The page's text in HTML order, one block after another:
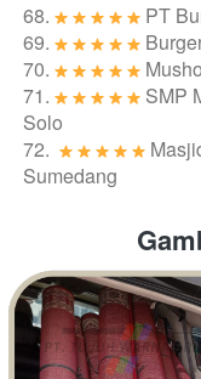
68.
PT
69.
70.
71.
SMP
Solo
72.
Sumedang